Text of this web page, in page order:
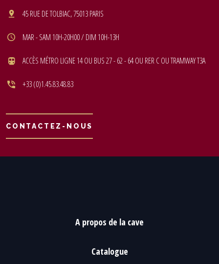
45 RUE DE TOLBIAC, 75013 PARIS
MAR - SAM 10H-20H00 / DIM 10H-13H
ACCÈS MÉTRO LIGNE 14 OU BUS 27 - 62 - 64 OU RER C OU TRAMWAY T3A
+33 (0)1.45.83.48.83
CONTACTEZ-NOUS
A propos de la cave
Catalogue